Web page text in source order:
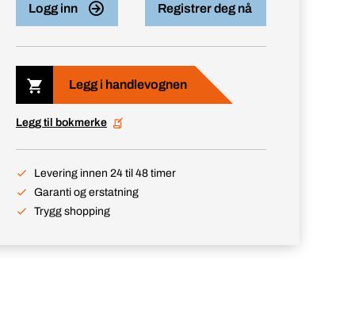
Logg inn Registrer deg nå
Legg i handlevognen
Legg til bokmerke
Levering innen 24 til 48 timer
Garanti og erstatning
Trygg shopping